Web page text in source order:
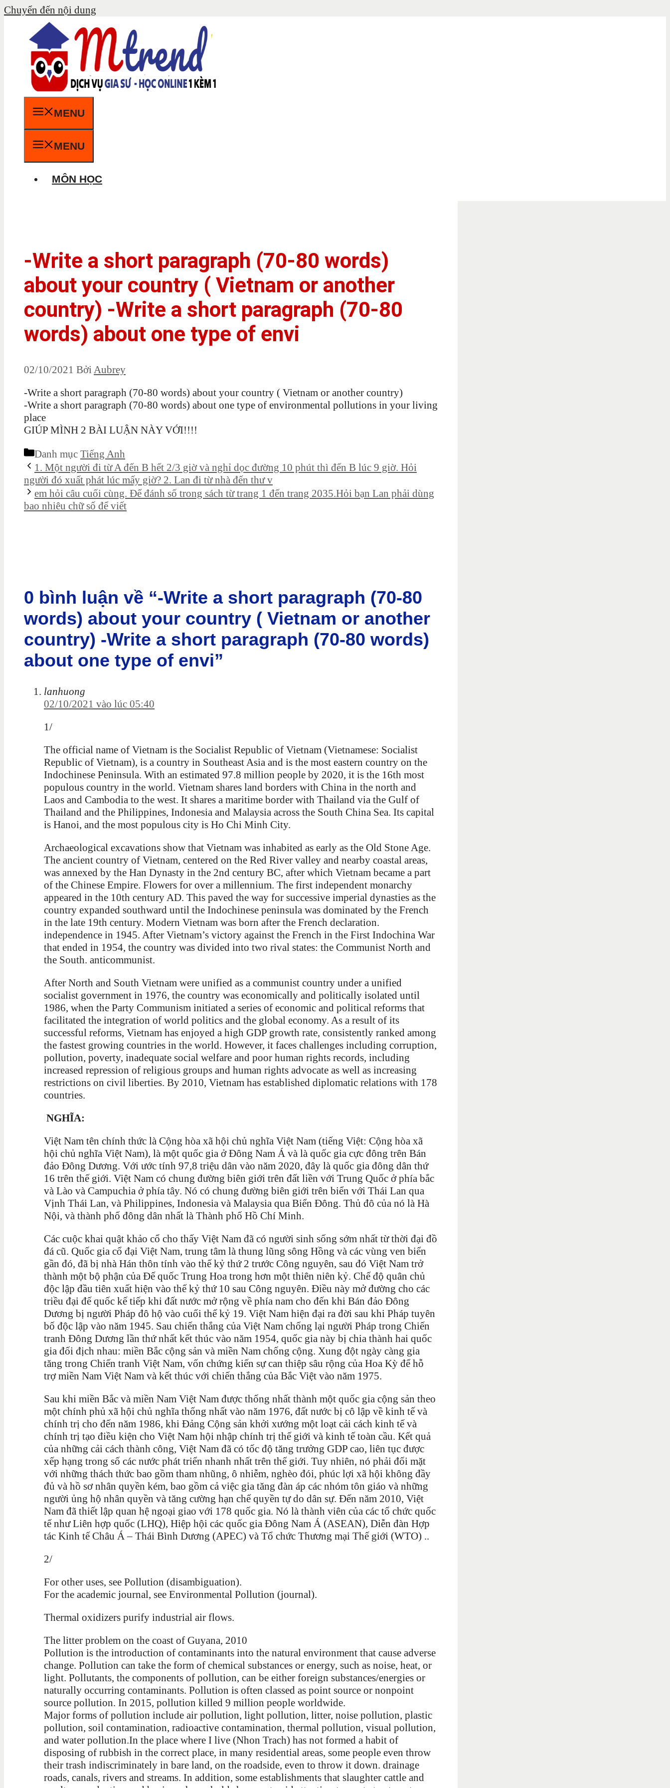
Chuyển đến nội dung
MENU
MENU
MÔN HỌC
-Write a short paragraph (70-80 words)
about your country ( Vietnam or another
country) -Write a short paragraph (70-80
words) about one type of envi
02/10/2021 Bởi Aubrey
-Write a short paragraph (70-80 words) about your country ( Vietnam or another country)
-Write a short paragraph (70-80 words) about one type of environmental pollutions in your living
place
GIÚP MÌNH 2 BÀI LUẬN NÀY VỚI!!!!
Danh mục Tiếng Anh
1. Một người đi từ A đến B hết 2/3 giờ và nghỉ dọc đường 10 phút thì đến B lúc 9 giờ. Hỏi
người đó xuất phát lúc mấy giờ? 2. Lan đi từ nhà đến thư v
em hỏi câu cuối cùng. Để đánh số trong sách từ trang 1 đến trang 2035.Hỏi bạn Lan phải dùng
bao nhiêu chữ số để viết
0 bình luận về “-Write a short paragraph (70-80
words) about your country ( Vietnam or another
country) -Write a short paragraph (70-80 words)
about one type of envi”
lanhuong
02/10/2021 vào lúc 05:40
1/
The official name of Vietnam is the Socialist Republic of Vietnam (Vietnamese: Socialist
Republic of Vietnam), is a country in Southeast Asia and is the most eastern country on the
Indochinese Peninsula. With an estimated 97.8 million people by 2020, it is the 16th most
populous country in the world. Vietnam shares land borders with China in the north and
Laos and Cambodia to the west. It shares a maritime border with Thailand via the Gulf of
Thailand and the Philippines, Indonesia and Malaysia across the South China Sea. Its capital
is Hanoi, and the most populous city is Ho Chi Minh City.
Archaeological excavations show that Vietnam was inhabited as early as the Old Stone Age.
The ancient country of Vietnam, centered on the Red River valley and nearby coastal areas,
was annexed by the Han Dynasty in the 2nd century BC, after which Vietnam became a part
of the Chinese Empire. Flowers for over a millennium. The first independent monarchy
appeared in the 10th century AD. This paved the way for successive imperial dynasties as the
country expanded southward until the Indochinese peninsula was dominated by the French
in the late 19th century. Modern Vietnam was born after the French declaration.
independence in 1945. After Vietnam’s victory against the French in the First Indochina War
that ended in 1954, the country was divided into two rival states: the Communist North and
the South. anticommunist.
After North and South Vietnam were unified as a communist country under a unified
socialist government in 1976, the country was economically and politically isolated until
1986, when the Party Communism initiated a series of economic and political reforms that
facilitated the integration of world politics and the global economy. As a result of its
successful reforms, Vietnam has enjoyed a high GDP growth rate, consistently ranked among
the fastest growing countries in the world. However, it faces challenges including corruption,
pollution, poverty, inadequate social welfare and poor human rights records, including
increased repression of religious groups and human rights advocate as well as increasing
restrictions on civil liberties. By 2010, Vietnam has established diplomatic relations with 178
countries.
NGHĨA:
Việt Nam tên chính thức là Cộng hòa xã hội chủ nghĩa Việt Nam (tiếng Việt: Cộng hòa xã
hội chủ nghĩa Việt Nam), là một quốc gia ở Đông Nam Á và là quốc gia cực đông trên Bán
đảo Đông Dương. Với ước tính 97,8 triệu dân vào năm 2020, đây là quốc gia đông dân thứ
16 trên thế giới. Việt Nam có chung đường biên giới trên đất liền với Trung Quốc ở phía bắc
và Lào và Campuchia ở phía tây. Nó có chung đường biên giới trên biển với Thái Lan qua
Vịnh Thái Lan, và Philippines, Indonesia và Malaysia qua Biển Đông. Thủ đô của nó là Hà
Nội, và thành phố đông dân nhất là Thành phố Hồ Chí Minh.
Các cuộc khai quật khảo cổ cho thấy Việt Nam đã có người sinh sống sớm nhất từ ​​thời đại đồ
đá cũ. Quốc gia cổ đại Việt Nam, trung tâm là thung lũng sông Hồng và các vùng ven biển
gần đó, đã bị nhà Hán thôn tính vào thế kỷ thứ 2 trước Công nguyên, sau đó Việt Nam trở
thành một bộ phận của Đế quốc Trung Hoa trong hơn một thiên niên kỷ. Chế độ quân chủ
độc lập đầu tiên xuất hiện vào thế kỷ thứ 10 sau Công nguyên. Điều này mở đường cho các
triều đại đế quốc kế tiếp khi đất nước mở rộng về phía nam cho đến khi Bán đảo Đông
Dương bị người Pháp đô hộ vào cuối thế kỷ 19. Việt Nam hiện đại ra đời sau khi Pháp tuyên
bố độc lập vào năm 1945. Sau chiến thắng của Việt Nam chống lại người Pháp trong Chiến
tranh Đông Dương lần thứ nhất kết thúc vào năm 1954, quốc gia này bị chia thành hai quốc
gia đối địch nhau: miền Bắc cộng sản và miền Nam chống cộng. Xung đột ngày càng gia
tăng trong Chiến tranh Việt Nam, vốn chứng kiến ​​sự can thiệp sâu rộng của Hoa Kỳ để hỗ
trợ miền Nam Việt Nam và kết thúc với chiến thắng của Bắc Việt vào năm 1975.
Sau khi miền Bắc và miền Nam Việt Nam được thống nhất thành một quốc gia cộng sản theo
một chính phủ xã hội chủ nghĩa thống nhất vào năm 1976, đất nước bị cô lập về kinh tế và
chính trị cho đến năm 1986, khi Đảng Cộng sản khởi xướng một loạt cải cách kinh tế và
chính trị tạo điều kiện cho Việt Nam hội nhập chính trị thế giới và kinh tế toàn cầu. Kết quả
của những cải cách thành công, Việt Nam đã có tốc độ tăng trưởng GDP cao, liên tục được
xếp hạng trong số các nước phát triển nhanh nhất trên thế giới. Tuy nhiên, nó phải đối mặt
với những thách thức bao gồm tham nhũng, ô nhiễm, nghèo đói, phúc lợi xã hội không đầy
đủ và hồ sơ nhân quyền kém, bao gồm cả việc gia tăng đàn áp các nhóm tôn giáo và những
người ủng hộ nhân quyền và tăng cường hạn chế quyền tự do dân sự. Đến năm 2010, Việt
Nam đã thiết lập quan hệ ngoại giao với 178 quốc gia. Nó là thành viên của các tổ chức quốc
tế như Liên hợp quốc (LHQ), Hiệp hội các quốc gia Đông Nam Á (ASEAN), Diễn đàn Hợp
tác Kinh tế Châu Á – Thái Bình Dương (APEC) và Tổ chức Thương mại Thế giới (WTO) ..
2/
For other uses, see Pollution (disambiguation).
For the academic journal, see Environmental Pollution (journal).
Thermal oxidizers purify industrial air flows.
The litter problem on the coast of Guyana, 2010
Pollution is the introduction of contaminants into the natural environment that cause adverse
change. Pollution can take the form of chemical substances or energy, such as noise, heat, or
light. Pollutants, the components of pollution, can be either foreign substances/energies or
naturally occurring contaminants. Pollution is often classed as point source or nonpoint
source pollution. In 2015, pollution killed 9 million people worldwide.
Major forms of pollution include air pollution, light pollution, litter, noise pollution, plastic
pollution, soil contamination, radioactive contamination, thermal pollution, visual pollution,
and water pollution.In the place where I live (Nhon Trach) has not formed a habit of
disposing of rubbish in the correct place, in many residential areas, some people even throw
their trash indiscriminately in bare land, on the roadside, even to throw it down. drainage
roads, canals, rivers and streams. In addition, some establishments that slaughter cattle and